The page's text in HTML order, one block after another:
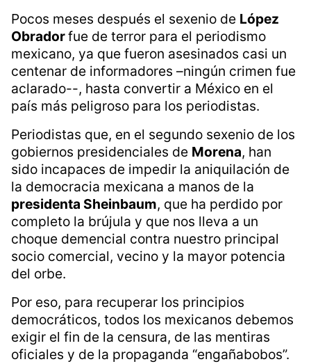
Pocos meses después el sexenio de López
Obradorfue de terror para el periodismo
mexicano, ya que fueron asesinados casi un
centenar de informadores –ningún crimen fue
aclarado--, hasta convertir a México en el
país más peligroso para los periodistas.
Periodistas que, en el segundo sexenio de los
gobiernos presidenciales de Morena, han
sido incapaces de impedir la aniquilación de
la democracia mexicana a manos de la
presidenta Sheinbaum, que ha perdido por
completo la brújula y que nos lleva a un
choque demencial contra nuestro principal
socio comercial, vecino y la mayor potencia
del orbe.
Por eso, para recuperar los principios
democráticos, todos los mexicanos debemos
exigir el fin de la censura, de las mentiras
oficiales y de la propaganda “engañabobos”.